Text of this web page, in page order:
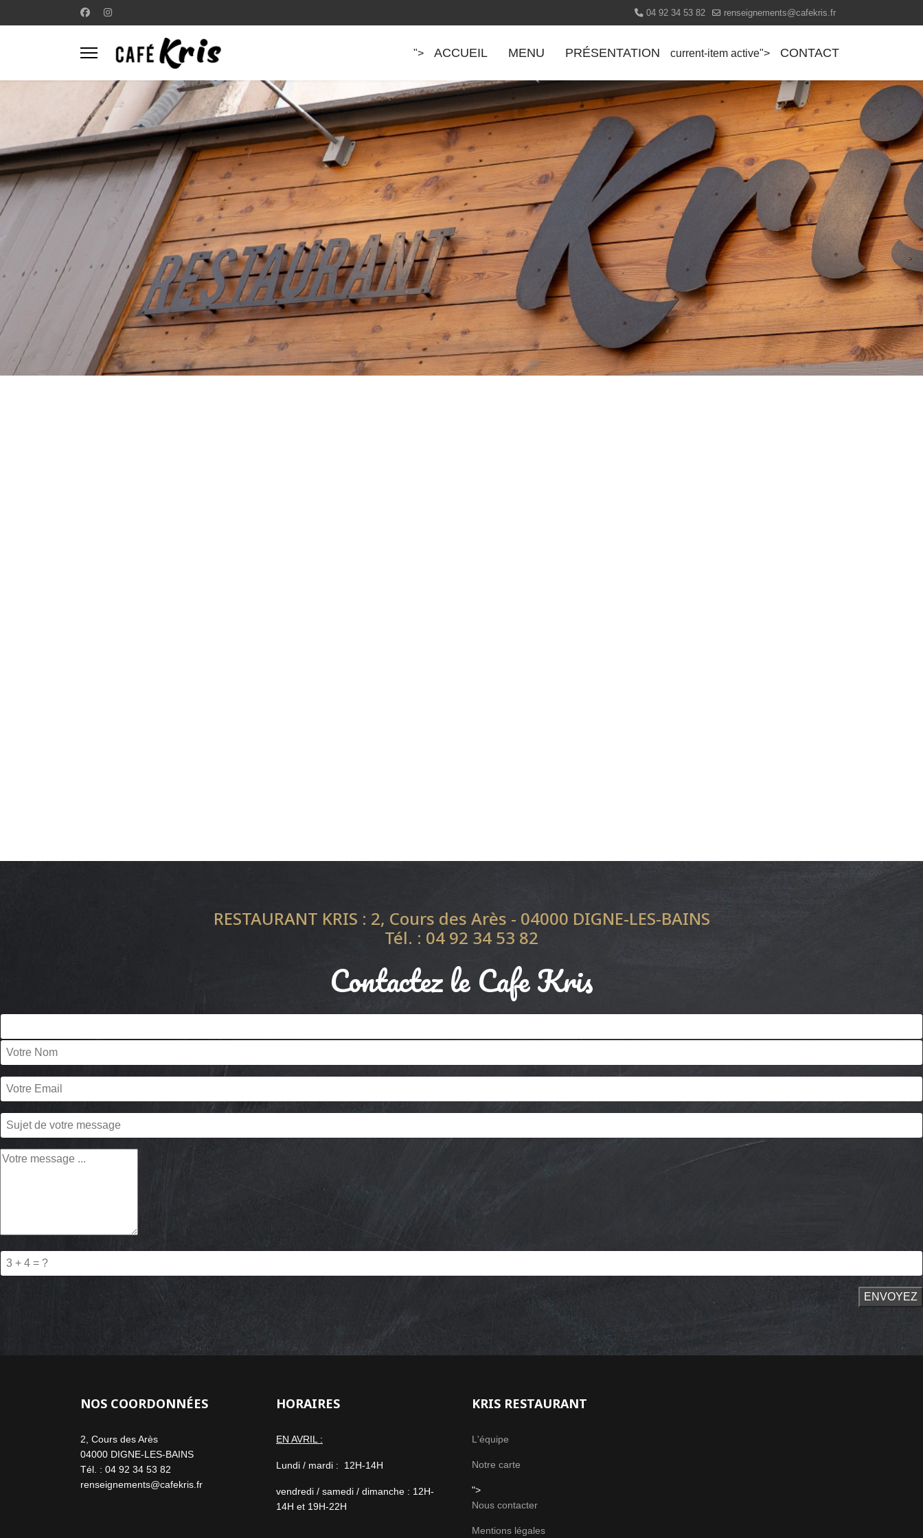
04 92 34 53 82 renseignements@cafekris.fr
"> ACCUEIL MENU PRÉSENTATION current-item active"> CONTACT
RESTAURANT KRIS : 2, Cours des Arès - 04000 DIGNE-LES-BAINS
Tél. : 04 92 34 53 82
Contactez le Cafe Kris
ENVOYEZ
NOS COORDONNÉES
2, Cours des Arès
04000 DIGNE-LES-BAINS
Tél. : 04 92 34 53 82
renseignements@cafekris.fr
HORAIRES
EN AVRIL :
Lundi / mardi : 12H-14H
vendredi / samedi / dimanche : 12H-
14H et 19H-22H
KRIS RESTAURANT
L'équipe
Notre carte
">
Nous contacter
Mentions légales